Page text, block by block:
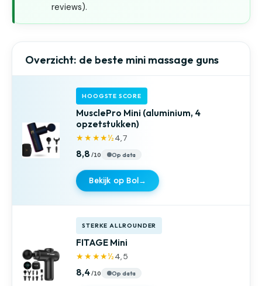
reviews).
Overzicht: de beste mini massage guns
HOOGSTE SCORE
MusclePro Mini (aluminium, 4
opzetstukken)
★★★★½4,7
8,8 Op data
Bekijk op Bol→
STERKE ALLROUNDER
FITAGE Mini
★★★★½4,5
8,4 Op data